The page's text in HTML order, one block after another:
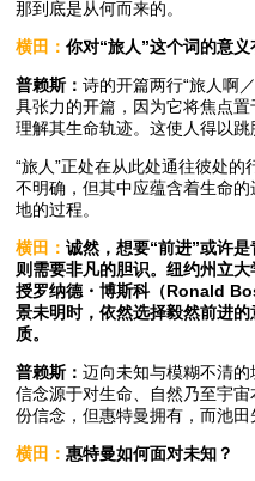
那到底是从何而来的。
横田：你对“旅人”这个词的意义
普赖斯：诗的开篇两行“旅人啊
具张力的开篇，因为它将焦点
理解其生命轨迹。这使人得以跳
“旅人”正处在从此处通往彼处
不明确，但其中应蕴含着生命
地的过程。
横田：诚然，想要“前进”或许
则需要非凡的胆识。纽约州立
授罗纳德・博斯科（Ronald
景未明时，依然选择毅然前进
质。
普赖斯：迈向未知与模糊不清
信念源于对生命、自然乃至宇
份信念，但惠特曼拥有，而池田
横田：惠特曼如何面对未知？